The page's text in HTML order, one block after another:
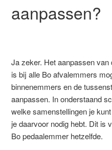
aanpassen?
Ja zeker. Het aanpassen
is bij alle Bo afvalemmers
binnenemmers en de
aanpassen. In onderstaand
welke samenstellingen je
je daarvoor nodig hebt. Dit is
Bo pedaalemmer hetzelfde.